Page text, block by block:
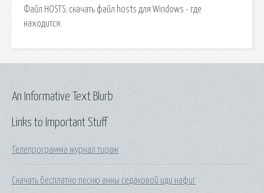
Файл HOSTS: скачать файл hosts для Windows - где
находится.
Links to Important Stuff
Телепрограмма журнал тираж
Скачать бесплатно песню анны седаковой иди нафиг
An Informative Text Blurb